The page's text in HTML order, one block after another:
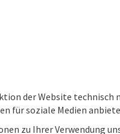
der Website
für soziale Medien
zu Ihrer Verwendung